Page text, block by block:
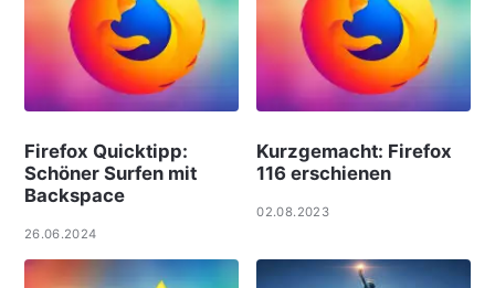
Firefox Quicktipp:
Schöner Surfen mit
Backspace
26.06.2024
Kurzgemacht: Firefox
116 erschienen
02.08.2023